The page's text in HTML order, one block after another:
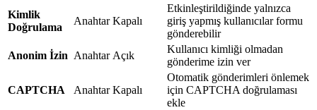
Kimlik
Doğrulama
Anahtar Kapalı
Etkinleştirildiğinde yalnızca
giriş yapmış kullanıcılar formu
gönderebilir
Anonim İzin Anahtar Açık
Kullanıcı kimliği olmadan
gönderime izin ver
CAPTCHA Anahtar Kapalı
Otomatik gönderimleri önlemek
için CAPTCHA doğrulaması
ekle